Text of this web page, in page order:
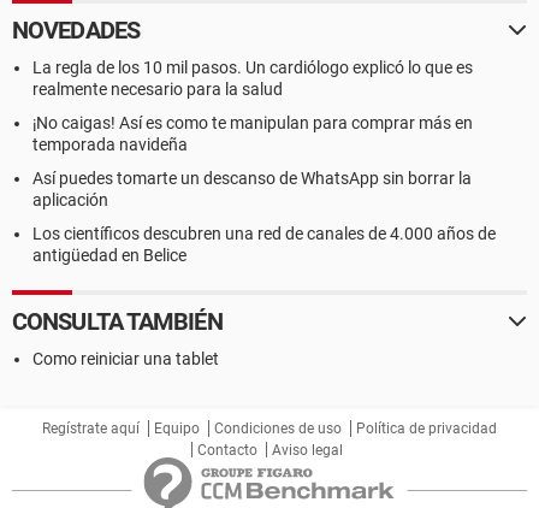
NOVEDADES
La regla de los 10 mil pasos. Un cardiólogo explicó lo que es
realmente necesario para la salud
¡No caigas! Así es como te manipulan para comprar más en
temporada navideña
Así puedes tomarte un descanso de WhatsApp sin borrar la
aplicación
Los científicos descubren una red de canales de 4.000 años de
antigüedad en Belice
CONSULTA TAMBIÉN
Como reiniciar una tablet
Regístrate aquí Equipo Condiciones de uso
Política de privacidad
Contacto
Aviso legal